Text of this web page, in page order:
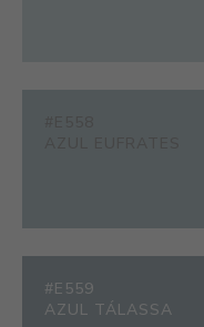
#E559
AZUL TÁLASSA